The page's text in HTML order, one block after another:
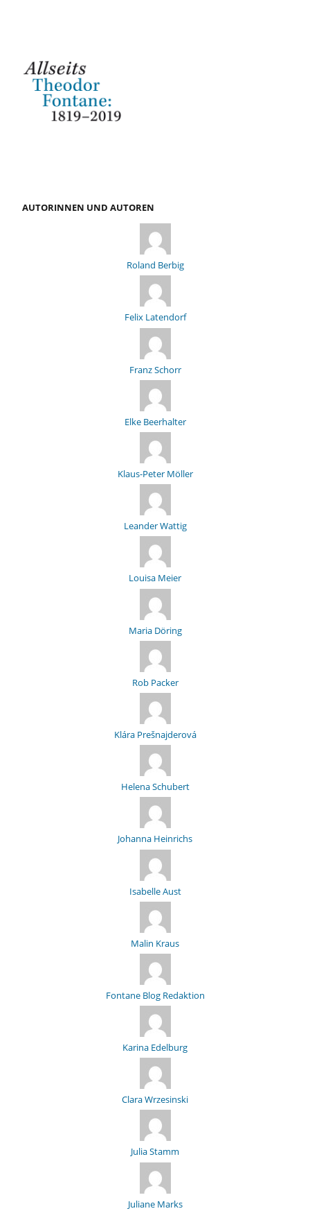
AUTORINNEN UND AUTOREN
Roland Berbig
Felix Latendorf
Franz Schorr
Elke Beerhalter
Klaus-Peter Möller
Leander Wattig
Louisa Meier
Maria Döring
Rob Packer
Klára Prešnajderová
Helena Schubert
Johanna Heinrichs
Isabelle Aust
Malin Kraus
Fontane Blog Redaktion
Karina Edelburg
Clara Wrzesinski
Julia Stamm
Juliane Marks